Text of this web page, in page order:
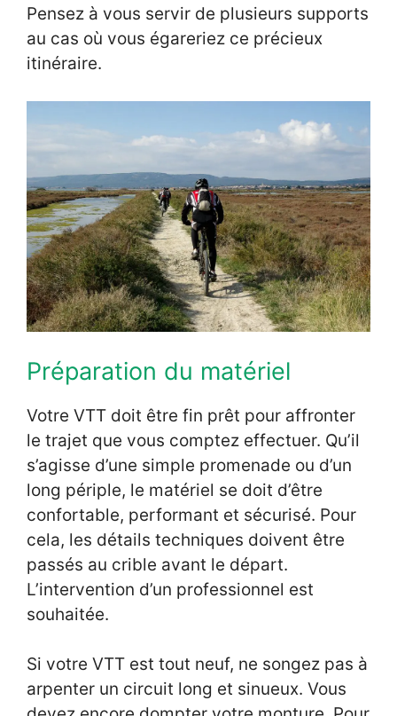
Pensez à vous servir de plusieurs supports
au cas où vous égareriez ce précieux
itinéraire.
Préparation du matériel
Votre VTT doit être fin prêt pour affronter
le trajet que vous comptez effectuer. Qu’il
s’agisse d’une simple promenade ou d’un
long périple, le matériel se doit d’être
confortable, performant et sécurisé. Pour
cela, les détails techniques doivent être
passés au crible avant le départ.
L’intervention d’un professionnel est
souhaitée.
Si votre VTT est tout neuf, ne songez pas à
arpenter un circuit long et sinueux. Vous